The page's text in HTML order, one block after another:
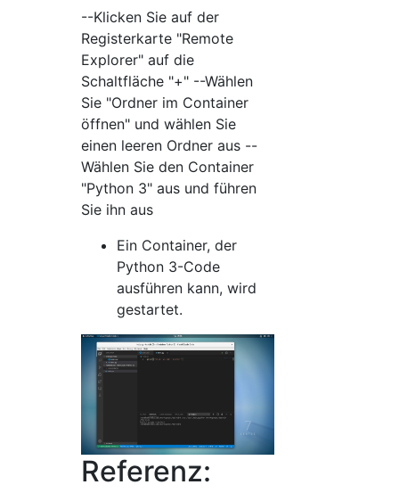
--Klicken Sie auf der
Registerkarte "Remote
Explorer" auf die
Schaltfläche "+" --Wählen
Sie "Ordner im Container
öffnen" und wählen Sie
einen leeren Ordner aus --
Wählen Sie den Container
"Python 3" aus und führen
Sie ihn aus
Ein Container, der
Python 3-Code
ausführen kann, wird
gestartet.
Referenz: